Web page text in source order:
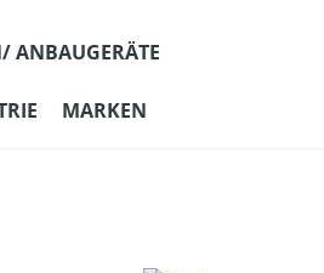
ANBAUGERÄTE
MARKEN